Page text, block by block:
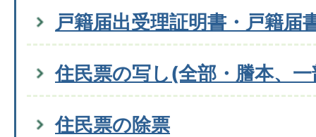
戸籍届出受理証明書・戸籍届
住民票の写し(全部・謄本、
住民票の除票